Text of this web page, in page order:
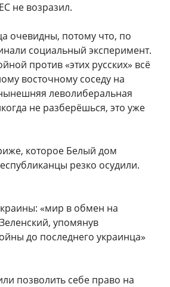
не возразил.
очевидны, потому что, по
социальный эксперимент.
против «этих русских» всё
восточному соседу на
леволиберальная
не разберёшься, это уже
которое Белый дом
резко осудили.
«мир в обмен на
упомянув
до последнего украинца»
позволить себе право на